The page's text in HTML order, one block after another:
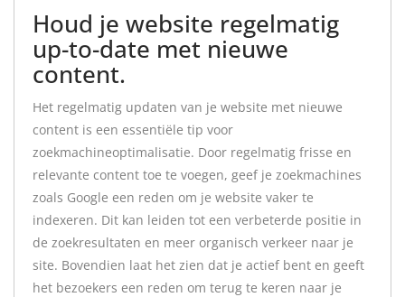
Houd je website regelmatig
up-to-date met nieuwe
content.
Het regelmatig updaten van je website met nieuwe
content is een essentiële tip voor
zoekmachineoptimalisatie. Door regelmatig frisse en
relevante content toe te voegen, geef je zoekmachines
zoals Google een reden om je website vaker te
indexeren. Dit kan leiden tot een verbeterde positie in
de zoekresultaten en meer organisch verkeer naar je
site. Bovendien laat het zien dat je actief bent en geeft
het bezoekers een reden om terug te keren naar je